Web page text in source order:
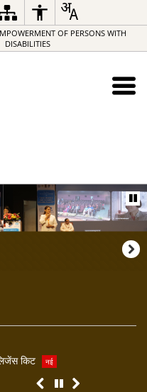
OF PERSONS WITH
DISABILITIES
किट नई